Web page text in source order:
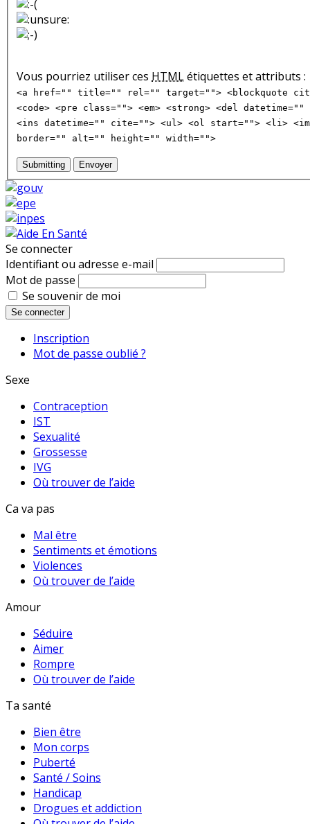
Vous pourriez utiliser ces HTMLétiquettes et attributs :
<a href="" title="" rel="" target=""> <blockquote
<code> <pre class=""> <em> <strong> <del
<ins datetime="" cite=""> <ul> <ol start=""> <li>
border="" alt="" height="" width="">
Submitting Envoyer
Se connecter
Identifiant ou adresse e-mail
Mot de passe
Se souvenir de moi
Se connecter
Inscription
Mot de passe oublié ?
Sexe
Contraception
IST
Sexualité
Grossesse
IVG
Où trouver de l’aide
Ca va pas
Mal être
Sentiments et émotions
Violences
Où trouver de l’aide
Amour
Séduire
Aimer
Rompre
Où trouver de l’aide
Ta santé
Bien être
Mon corps
Puberté
Santé / Soins
Handicap
Drogues et addiction